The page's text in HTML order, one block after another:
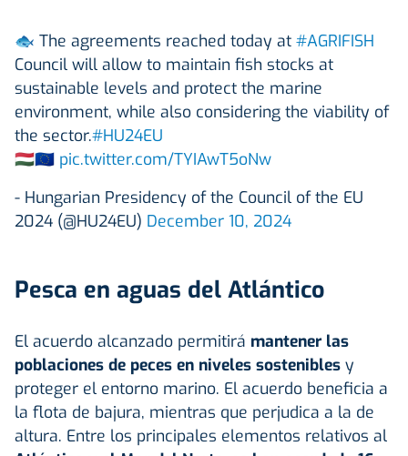
🐟 The agreements reached today at #AGRIFISH
Council will allow to maintain fish stocks at
sustainable levels and protect the marine
environment, while also considering the viability of
the sector.#HU24EU
🇭🇺🇪🇺 pic.twitter.com/TYIAwT5oNw
- Hungarian Presidency of the Council of the EU
2024 (@HU24EU) December 10, 2024
Pesca en aguas del Atlántico
El acuerdo alcanzado permitirá mantener las
poblaciones de peces en niveles sostenibles y
proteger el entorno marino. El acuerdo beneficia a
la flota de bajura, mientras que perjudica a la de
altura. Entre los principales elementos relativos al